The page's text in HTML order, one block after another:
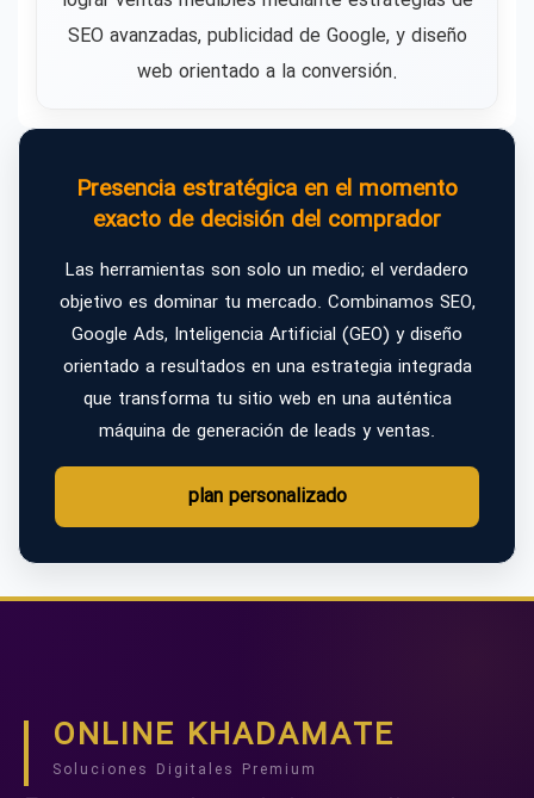
SEO avanzadas, publicidad de Google, y diseño
web orientado a la conversión.
Presencia estratégica en el momento
exacto de decisión del comprador
Las herramientas son solo un medio; el verdadero
objetivo es dominar tu mercado. Combinamos SEO,
Google Ads, Inteligencia Artificial (GEO) y diseño
orientado a resultados en una estrategia integrada
que transforma tu sitio web en una auténtica
máquina de generación de leads y ventas.
plan personalizado
ONLINE KHADAMATE
Soluciones Digitales Premium